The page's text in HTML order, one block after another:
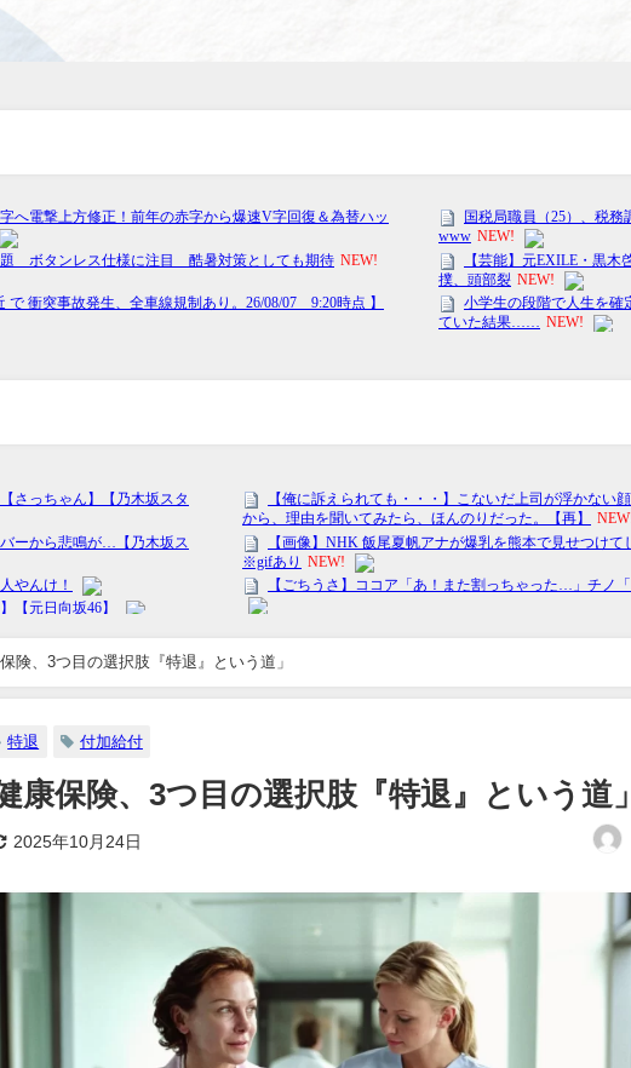
険、3つ目の選択肢『特退』という道」
特退 付加給付
康保険、3つ目の選択肢『特退』という道」
2025年10月24日